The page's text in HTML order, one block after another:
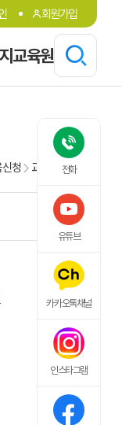
전화
유튜브
카카오톡채널
인스타그램
회원가입
교육원
신청 교육현황 및 신청